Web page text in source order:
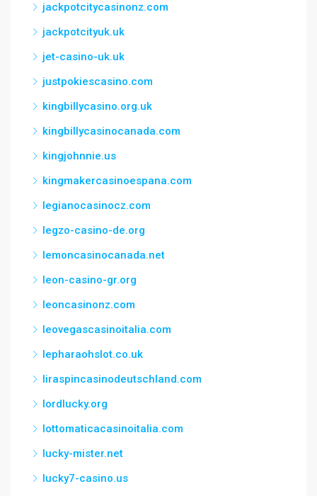
jackpotcitycasinonz.com
jackpotcityuk.uk
jet-casino-uk.uk
justpokiescasino.com
kingbillycasino.org.uk
kingbillycasinocanada.com
kingjohnnie.us
kingmakercasinoespana.com
legianocasinocz.com
legzo-casino-de.org
lemoncasinocanada.net
leon-casino-gr.org
leoncasinonz.com
leovegascasinoitalia.com
lepharaohslot.co.uk
liraspincasinodeutschland.com
lordlucky.org
lottomaticacasinoitalia.com
lucky-mister.net
lucky7-casino.us